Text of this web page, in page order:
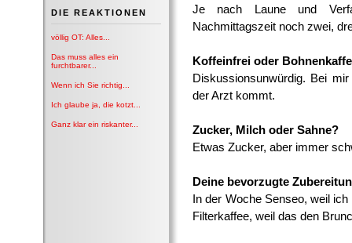
DIE REAKTIONEN
völlig OT: Alles...
Das muss alles ein
furchtbarer...
Wenn ich Sie richtig...
Ich glaube ja, die kotzt...
Ganz klar ein riskanter...
Je nach Laune und
Nachmittagszeit noch zwei,
Koffeinfrei oder
Diskussionsunwürdig. Bei
der Arzt kommt.
Zucker, Milch oder Sahne?
Etwas Zucker, aber immer
Deine bevorzugte
In der Woche Senseo, weil
Filterkaffee, weil das den